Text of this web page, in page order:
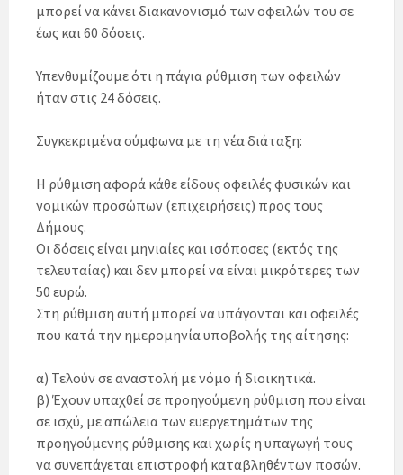
μπορεί να κάνει διακανονισμό των οφειλών του σε
έως και 60 δόσεις.
Υπενθυμίζουμε ότι η πάγια ρύθμιση των οφειλών
ήταν στις 24 δόσεις.
Συγκεκριμένα σύμφωνα με τη νέα διάταξη:
Η ρύθμιση αφορά κάθε είδους οφειλές φυσικών και
νομικών προσώπων (επιχειρήσεις) προς τους
Δήμους.
Οι δόσεις είναι μηνιαίες και ισόποσες (εκτός της
τελευταίας) και δεν μπορεί να είναι μικρότερες των
50 ευρώ.
Στη ρύθμιση αυτή μπορεί να υπάγονται και οφειλές
που κατά την ημερομηνία υποβολής της αίτησης:
α) Τελούν σε αναστολή με νόμο ή διοικητικά.
β) Έχουν υπαχθεί σε προηγούμενη ρύθμιση που είναι
σε ισχύ, με απώλεια των ευεργετημάτων της
προηγούμενης ρύθμισης και χωρίς η υπαγωγή τους
να συνεπάγεται επιστροφή καταβληθέντων ποσών.